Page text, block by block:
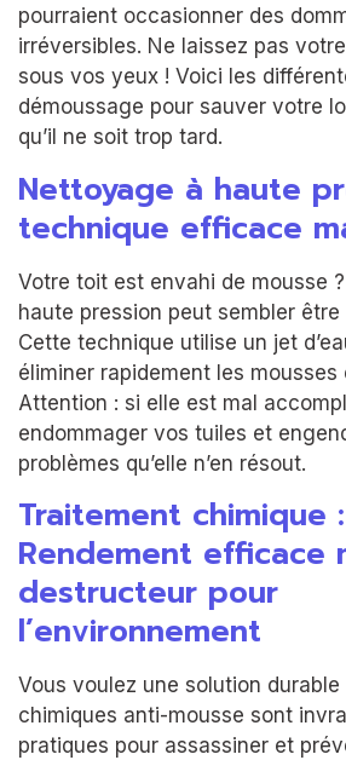
pourraient occasionner des
irréversibles. Ne laissez pas
sous vos yeux ! Voici les
démoussage pour sauver votre
qu’il ne soit trop tard.
Nettoyage à haute
technique efficace
Votre toit est envahi de mousse
haute pression peut sembler
Cette technique utilise un jet
éliminer rapidement les mousses
Attention : si elle est mal
endommager vos tuiles et
problèmes qu’elle n’en résout.
Traitement chimique :
Rendement efficace
destructeur pour
l’environnement
Vous voulez une solution
chimiques anti-mousse sont
pratiques pour assassiner et